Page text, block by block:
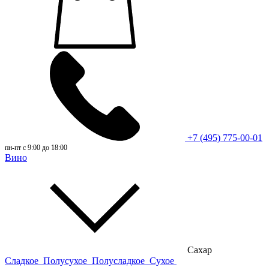
+7 (495) 775-00-01
пн-пт с 9:00 до 18:00
Вино
Сахар
Сладкое Полусухое Полусладкое Сухое